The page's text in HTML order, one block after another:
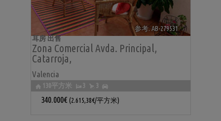
参考. AB-279531🔗
Zona Comercial Avda. Principal,
Catarroja,
Valencia
耳房 出售
130平方米 3 3
340.000€ (2.615,38€/平方米)